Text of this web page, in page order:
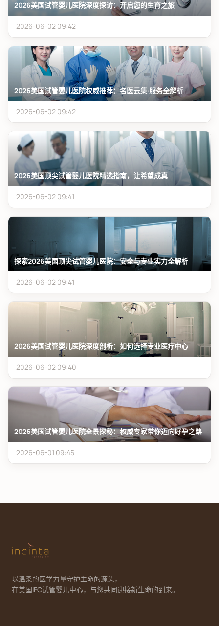
2026美国试管婴儿医院深度探访：开启您的生育之旅
2026-06-02 09:42
2026美国试管婴儿医院权威推荐：名医云集·服务全解析
2026-06-02 09:42
2026美国顶尖试管婴儿医院精选指南，让希望成真
2026-06-02 09:41
探索2026美国顶尖试管婴儿医院：安全与专业实力全解析
2026-06-02 09:41
2026美国试管婴儿医院深度剖析：如何选择专业医疗中心
2026-06-02 09:40
2026美国试管婴儿医院全景探秘：权威专家带你迈向好孕之路
2026-06-01 09:45
以温柔的医学力量守护生命的源头，
在美国IFC试管婴儿中心，与您共同迎接新生命的到来。